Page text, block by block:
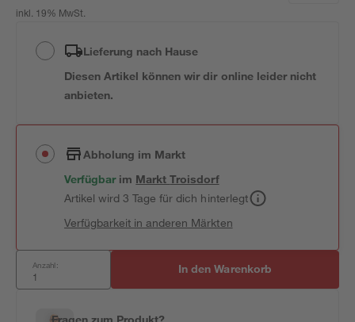
inkl. 19% MwSt.
Lieferung nach Hause
Diesen Artikel können wir dir online leider nicht
anbieten.
Abholung im Markt
Verfügbar im MarktTroisdorf
Artikel wird 3 Tage für dich hinterlegt
Verfügbarkeit in anderen Märkten
Anzahl: In den Warenkorb
Fragen zum Produkt?